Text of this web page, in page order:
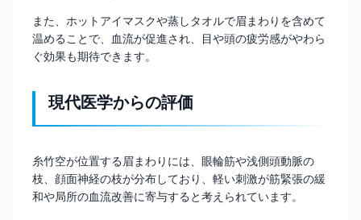
また、ホットアイマスクや蒸しタオルで眉まわりを含めて
温めることで、血流が促進され、目や頭の疲労感がやわら
ぐ効果も期待できます。
現代医学からの評価
糸竹空が位置する眉まわりには、眼輪筋や浅側頭動脈の
枝、顔面神経の枝が分布しており、軽い刺激が筋緊張の緩
和や局所の血流改善に寄与すると考えられています。